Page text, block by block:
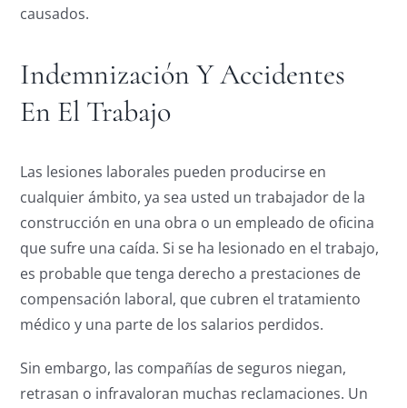
causados.
Indemnización Y Accidentes
En El Trabajo
Las lesiones laborales pueden producirse en
cualquier ámbito, ya sea usted un trabajador de la
construcción en una obra o un empleado de oficina
que sufre una caída. Si se ha lesionado en el trabajo,
es probable que tenga derecho a prestaciones de
compensación laboral, que cubren el tratamiento
médico y una parte de los salarios perdidos.
Sin embargo, las compañías de seguros niegan,
retrasan o infravaloran muchas reclamaciones. Un